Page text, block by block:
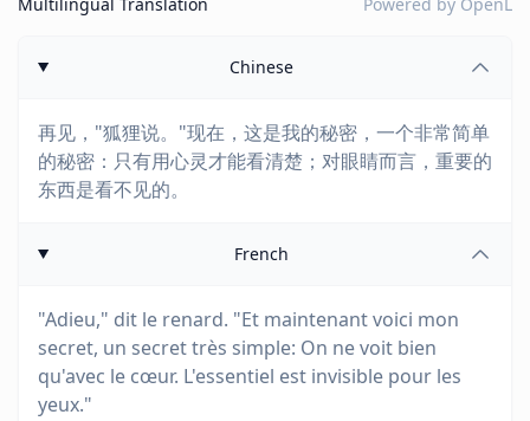
Chinese
再见，"狐狸说。"现在，这是我的秘密，一个非常简单
的秘密：只有用心灵才能看清楚；对眼睛而言，重要的
东西是看不见的。
French
"Adieu," dit le renard. "Et maintenant voici mon
secret, un secret très simple: On ne voit bien
qu'avec le cœur. L'essentiel est invisible pour les
yeux."